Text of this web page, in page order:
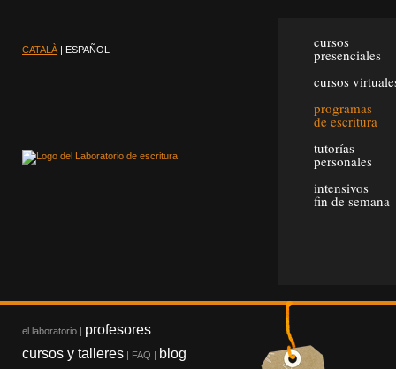
CATALÀ | ESPAÑOL
el laboratorio | profesores
cursos y talleres | FAQ | blog
cursos
presenciales
cursos
programas
de escritura
tutorías
personales
intensivos
fin de semana